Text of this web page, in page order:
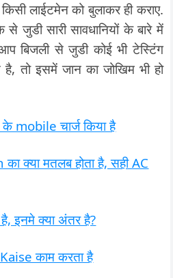
लाईटमेन को बुलाकर ही कराए.
जुडी सारी सावधानियों के बारे में
बिजली से जुडी कोई भी टेस्टिंग
तो इसमें जान का जोखिम भी हो
के mobile चार्ज किया है
क्या मतलब होता है, सही AC
इनमे क्या अंतर है?
काम करता है